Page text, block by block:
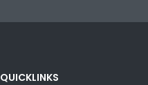
QUICKLINKS